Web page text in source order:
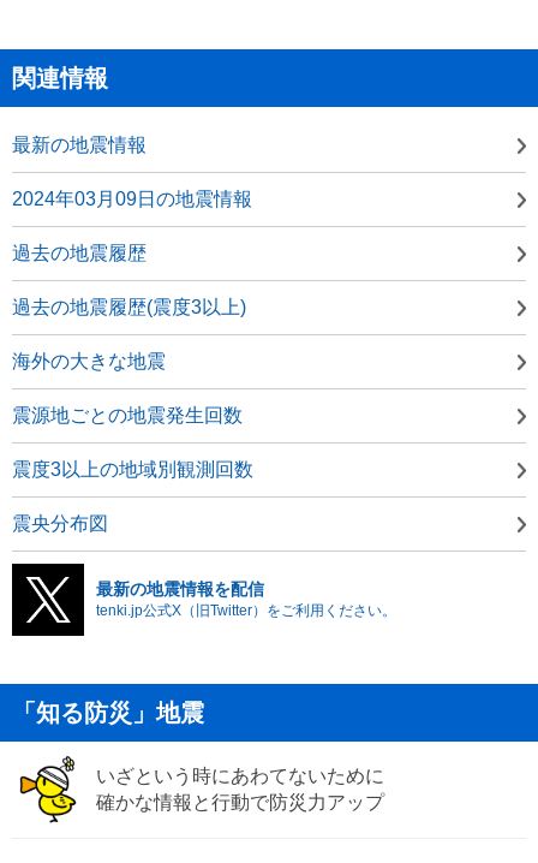
関連情報
最新の地震情報
2024年03月09日の地震情報
過去の地震履歴
過去の地震履歴(震度3以上)
海外の大きな地震
震源地ごとの地震発生回数
震度3以上の地域別観測回数
震央分布図
最新の地震情報を配信
tenki.jp公式X（旧Twitter）をご利用ください。
「知る防災」地震
いざという時にあわてないために
確かな情報と行動で防災力アップ